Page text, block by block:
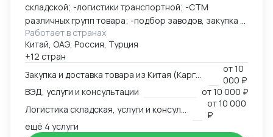
складской; -логистики транспортной; -СТМ
различных групп товара; -подбор заводов, закупка и
доставка товара из Китая (КАРГО и Белый ввоз)
Страны с которыми работаю по сей день: Европа,
США, ОАЭ, Турция, Китай, СНГ
Работает в странах
Китай, ОАЭ, Россия, Турция
+12 стран
от10
000 ₽
ВЭД, услуги и консультации
от10 000 ₽
от10 000
₽
ещё 4 услуги